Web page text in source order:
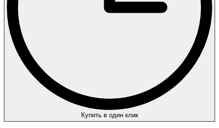
Купить в один клик